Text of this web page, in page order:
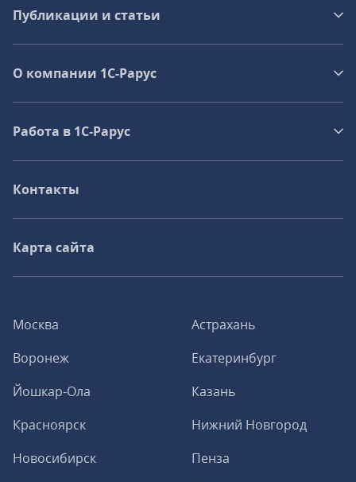
Москва
Астрахань
Воронеж
Екатеринбург
Йошкар-Ола
Казань
Красноярск
Нижний Новгород
Новосибирск
Пенза
Публикации и статьи
О компании 1C-Рарус
Работа в 1С‑Рарус
Контакты
Карта сайта